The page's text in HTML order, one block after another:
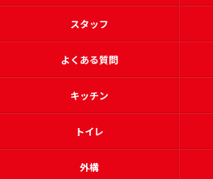
スタッフ
よくある質問
キッチン
トイレ
外構